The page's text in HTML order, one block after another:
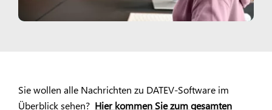
Sie wollen alle Nachrichten zu DATEV-Software im
Überblick sehen? Hier kommen Sie zum gesamten